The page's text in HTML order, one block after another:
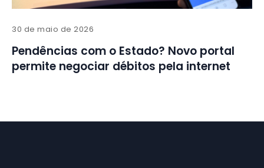
30 de maio de 2026
Pendências com o Estado? Novo portal
permite negociar débitos pela internet